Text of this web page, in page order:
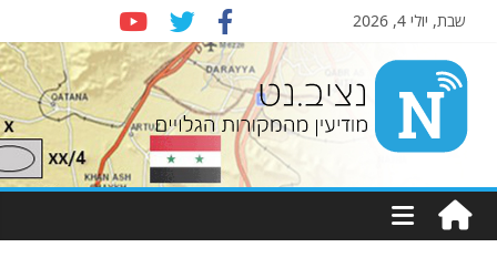
שבת, יולי 4, 2026
Nziv.net
מודיעין
מהמקורות